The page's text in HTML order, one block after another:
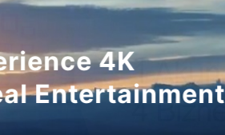
4K
Entertainment